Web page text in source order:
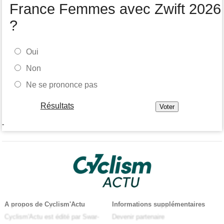
France Femmes avec Zwift 2026
?
Oui
Non
Ne se prononce pas
Résultats
-
A propos de Cyclism'Actu
Cyclism'Actu est édité par Swar-
Informations supplémentaires
Devenir partenaire